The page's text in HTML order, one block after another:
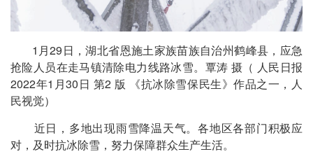
1月29日，湖北省恩施土家族苗族自治州鹤峰县，应急
抢险人员在走马镇清除电力线路冰雪。覃涛 摄（ 人民日报
2022年1月30日 第2 版 《抗冰除雪保民生》作品之一，人
民视觉）
近日，多地出现雨雪降温天气。各地区各部门积极应
对，及时抗冰除雪，努力保障群众生产生活。